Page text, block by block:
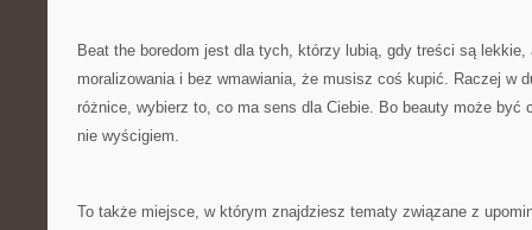
Beat the boredom jest dla tych, którzy lubią, gdy treści są lekkie,
moralizowania i bez wmawiania, że musisz coś kupić. Raczej w
różnice, wybierz to, co ma sens dla Ciebie. Bo beauty może być
nie wyścigiem.
To także miejsce, w którym znajdziesz tematy związane z